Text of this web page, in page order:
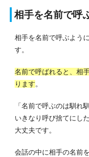
相手を名前で呼
相手を名前で呼ぶよう
す。
名前で呼ばれると、相
ります。
「名前で呼ぶのは馴れ
いきなり呼び捨てにし
大丈夫です。
会話の中に相手の名前